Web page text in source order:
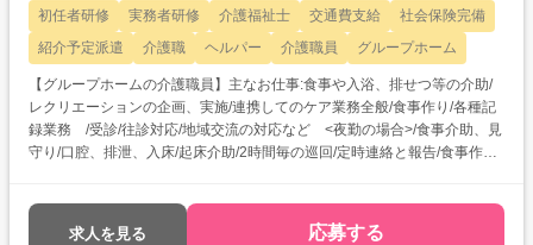
初任者研修 実務者研修 介護福祉士 交通費支給
社会保険完備
紹介予定派遣
介護職 ヘルパー 介護職員 グループホーム
【グループホームの介護職員】主なお仕事:食事や入浴、排せつ等の介助/
レクリエーションの企画、実施/連携してのケア業務全般/食事作り/各種記
録業務 /受診/往診対応/地域交流の対応など <夜勤の場合>/食事介助、見
守り/口腔、排泄、入床/起床介助/2時間毎の巡回/定時連絡と報告/食事作り
求人を見る 応募する